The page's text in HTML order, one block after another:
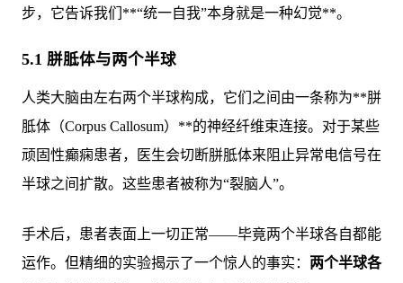
步，它告诉我们**“统一自我”本身就是一种幻觉**。
5.1 胼胝体与两个半球
人类大脑由左右两个半球构成，它们之间由一条称为**胼
胝体（Corpus Callosum）**的神经纤维束连接。对于某些
顽固性癫痫患者，医生会切断胼胝体来阻止异常电信号在
半球之间扩散。这些患者被称为“裂脑人”。
手术后，患者表面上一切正常——毕竟两个半球各自都能
运作。但精细的实验揭示了一个惊人的事实： 两个半球各